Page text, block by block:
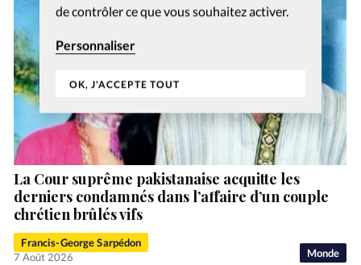
de contrôler ce que vous souhaitez activer.
Personnaliser
OK, J'ACCEPTE TOUT
Monde
La Cour suprême pakistanaise acquitte les
derniers condamnés dans l’affaire d’un couple
chrétien brûlés vifs
Francis-George Sarpédon
7 Août 2026